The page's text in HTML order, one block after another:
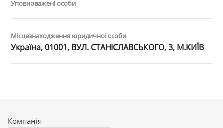
Уповноважені особи
Місцезнаходження юридичної особи
Україна, 01001, ВУЛ. СТАНІСЛАВСЬКОГО, 3, М.КИЇВ
Компанія